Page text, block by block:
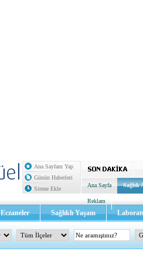
Ana Sayfam Yap
Günün Haberleri
Sitene Ekle
Ana Sayfa Sağlık
Reklam
Eczaneler Sağlıklı Yaşam